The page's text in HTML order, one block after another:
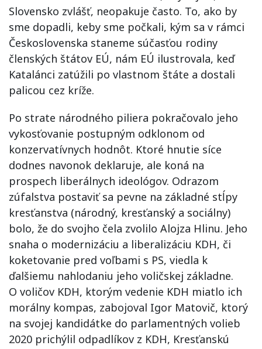
Slovensko zvlášť, neopakuje často. To, ako by
sme dopadli, keby sme počkali, kým sa v rámci
Československa staneme súčasťou rodiny
členských štátov EÚ, nám EÚ ilustrovala, keď
Katalánci zatúžili po vlastnom štáte a dostali
palicou cez kríže.
Po strate národného piliera pokračovalo jeho
vykosťovanie postupným odklonom od
konzervatívnych hodnôt. Ktoré hnutie síce
dodnes navonok deklaruje, ale koná na
prospech liberálnych ideológov. Odrazom
zúfalstva postaviť sa pevne na základné stĺpy
kresťanstva (národný, kresťanský a sociálny)
bolo, že do svojho čela zvolilo Alojza Hlinu. Jeho
snaha o modernizáciu a liberalizáciu KDH, či
koketovanie pred voľbami s PS, viedla k
ďalšiemu nahlodaniu jeho voličskej základne.
O voličov KDH, ktorým vedenie KDH miatlo ich
morálny kompas, zabojoval Igor Matovič, ktorý
na svojej kandidátke do parlamentných volieb
2020 prichýlil odpadlíkov z KDH, Kresťanskú